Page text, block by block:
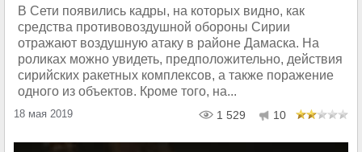
В Сети появились кадры, на которых видно, как
средства противовоздушной обороны Сирии
отражают воздушную атаку в районе Дамаска. На
роликах можно увидеть, предположительно, действия
сирийских ракетных комплексов, а также поражение
одного из объектов. Кроме того, на...
18 мая 2019 1 529 10